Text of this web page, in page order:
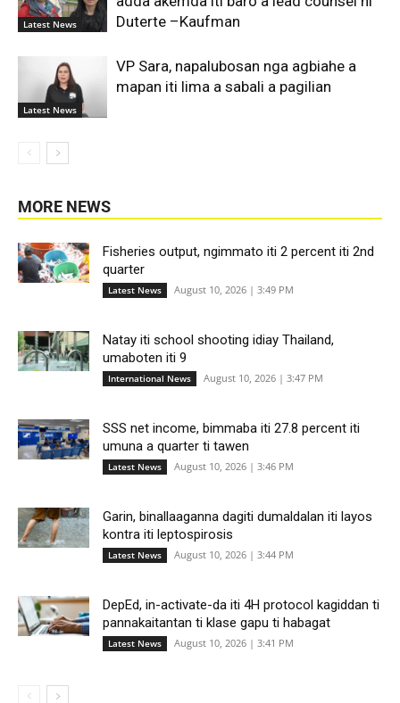
Latest News
Duterte –Kaufman
Latest News
VP Sara, napalubosan nga agbiahe a
mapan iti lima a sabali a pagilian
MORE NEWS
Fisheries output, ngimmato iti 2 percent iti 2nd
quarter
Latest News August 10, 2026 | 3:49 PM
Natay iti school shooting idiay Thailand,
umaboten iti 9
International News August 10, 2026 | 3:47 PM
SSS net income, bimmaba iti 27.8 percent iti
umuna a quarter ti tawen
Latest News August 10, 2026 | 3:46 PM
Garin, binallaaganna dagiti dumaldalan iti layos
kontra iti leptospirosis
Latest News August 10, 2026 | 3:44 PM
DepEd, in-activate-da iti 4H protocol kagiddan ti
pannakaitantan ti klase gapu ti habagat
Latest News August 10, 2026 | 3:41 PM